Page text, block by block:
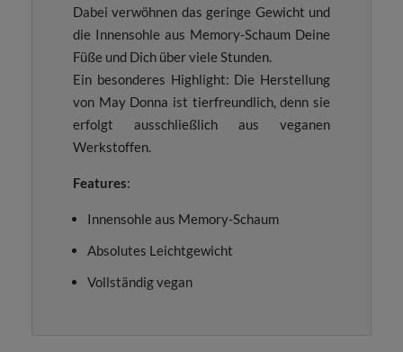
Dabei verwöhnen das geringe Gewicht und
die Innensohle aus Memory-Schaum Deine
Füße und Dich über viele Stunden.
Ein besonderes Highlight: Die Herstellung
von May Donna ist tierfreundlich, denn sie
erfolgt ausschließlich aus veganen
Werkstoffen.
Features:
Innensohle aus Memory-Schaum
Absolutes Leichtgewicht
Vollständig vegan